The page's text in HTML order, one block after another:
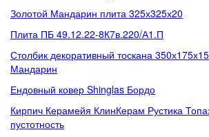
Золотой Мандарин плита 325х325х20
Плита ПБ 49.12.22-8К7в.220/А1.П
Столбик декоративный тоскана
Мандарин
Ендовный ковер Shinglas Бордо
Кирпич Керамейя КлинКерам Рустика
пустотность